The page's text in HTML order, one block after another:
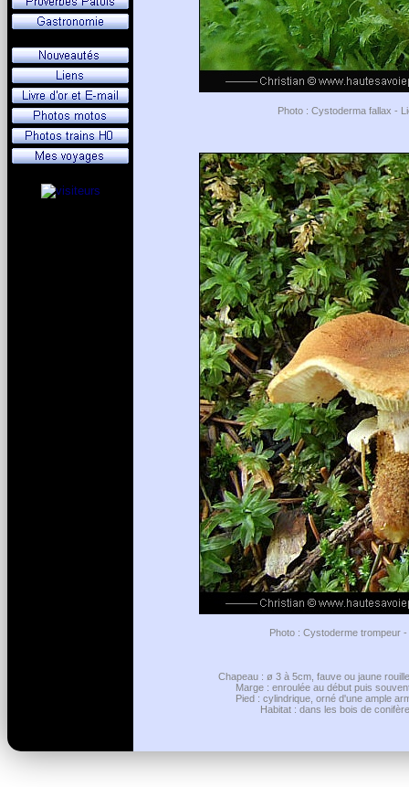
Photo : Cystoderma fallax -
Photo : Cystoderme trompeur
Chapeau : ø 3 à 5cm, fauve ou jaune
Marge : enroulée au début puis
Pied : cylindrique, orné d'une ample
Habitat : dans les bois de